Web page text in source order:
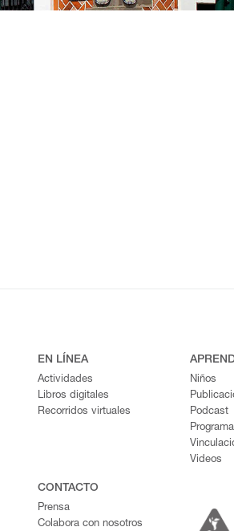
EN LÍNEA
Actividades
Libros digitales
Recorridos virtuales
Niños
Podcast
Videos
CONTACTO
Prensa
Colabora con nosotros